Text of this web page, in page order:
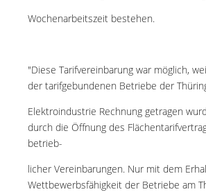
Wochenarbeitszeit bestehen.
"Diese Tarifvereinbarung war möglich,
der tarifgebundenen Betriebe der
Elektroindustrie Rechnung getragen
durch die Öffnung des
betrieb-
licher Vereinbarungen. Nur mit dem
Wettbewerbsfähigkeit der Betriebe am